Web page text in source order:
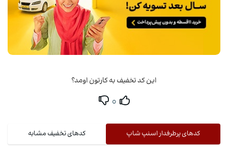
این کد تخفیف به کارتون اومد؟
0
کدهای پرطرفدار اسنپ شاپ کدهای تخفیف مشابه